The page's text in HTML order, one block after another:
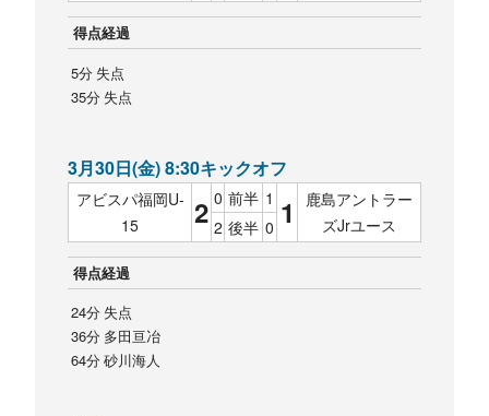
得点経過
5分 失点
35分 失点
3月30日(金) 8:30キックオフ
アビスパ福岡U-
15
2 0 前半 1 1
鹿島アントラー
ズJrユース
2 後半 0
得点経過
24分 失点
36分 多田亘冶
64分 砂川海人